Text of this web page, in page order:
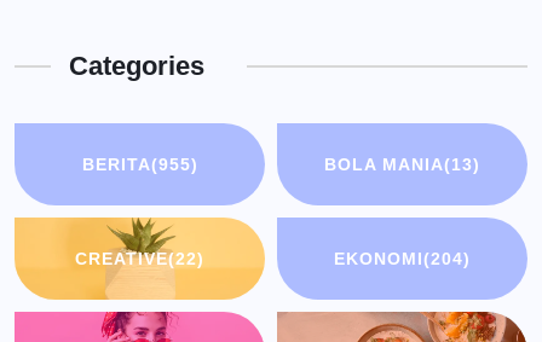
Categories
BERITA(955) BOLA MANIA(13)
CREATIVE(22) EKONOMI(204)